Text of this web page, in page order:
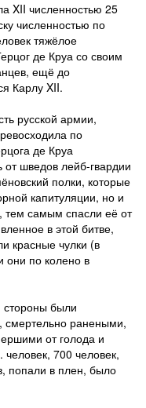
XII численностью 25
численностью по
тяжёлое
де Круа со своим
ещё до
Карлу XII.
русской армии,
по
де Круа
от шведов лейб-гвардии
полки, которые
капитуляции, но и
тем самым спасли её от
в этой битве,
красные чулки (в
они по колено в
стороны были
смертельно ранеными,
от голода и
700 человек,
попали в плен, было